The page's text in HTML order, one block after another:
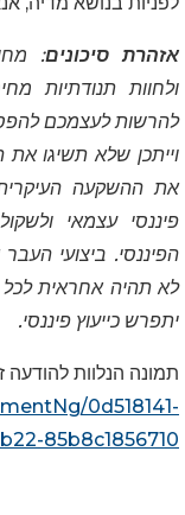
אזהרת סיכונים:
ולחוות תנודתיות
להרשות לעצמכם
וייתכן שלא תשיגו את
את ההשקעה
פיננסי עצמאי
הפיננסי. ביצועי
לא תהיה אחראית
יתפרש כייעוץ פיננסי.
תמונה הנלוות להודעה
0d518141-
85b8c1856710